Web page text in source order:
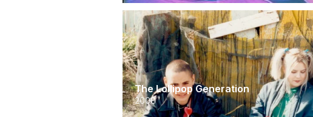
The Lollipop Generation
2008